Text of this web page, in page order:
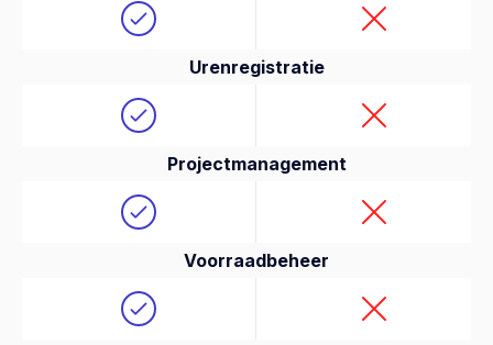
Urenregistratie
Projectmanagement
Voorraadbeheer